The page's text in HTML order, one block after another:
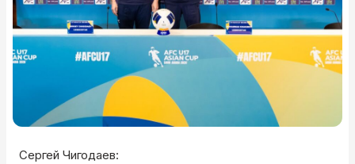
Сергей Чигодаев: